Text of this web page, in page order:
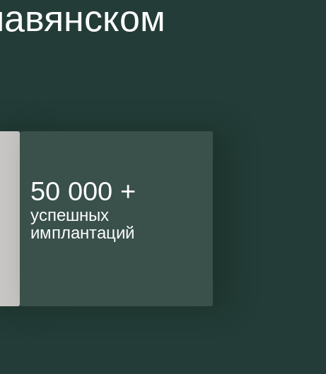
50 000 +
успешных
имплантаций